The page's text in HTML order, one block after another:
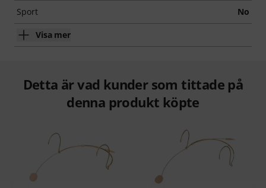
Sport No
Visa mer
Detta är vad kunder som tittade på
denna produkt köpte